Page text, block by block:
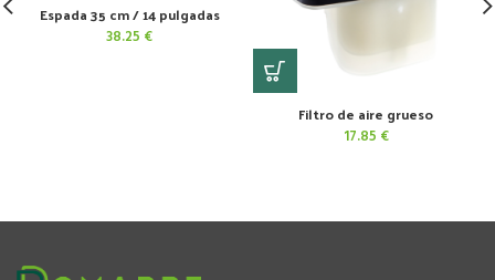
Espada 35 cm / 14 pulgadas
38.25 €
Filtro de aire grueso
17.85 €